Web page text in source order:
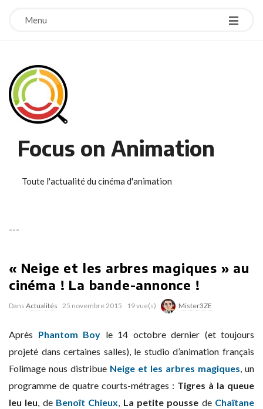
Menu
Focus on Animation
Toute l'actualité du cinéma d'animation
---
« Neige et les arbres magiques » au
cinéma ! La bande-annonce !
Dans Actualités 25 novembre 2015 19 vue(s) Mister3ZE
Après Phantom Boy le 14 octobre dernier (et toujours
projeté dans certaines salles), le studio d’animation français
Folimage nous distribue Neige et les arbres magiques, un
programme de quatre courts-métrages : Tigres à la queue
leu leu, de Benoît Chieux, La petite pousse de Chaïtane